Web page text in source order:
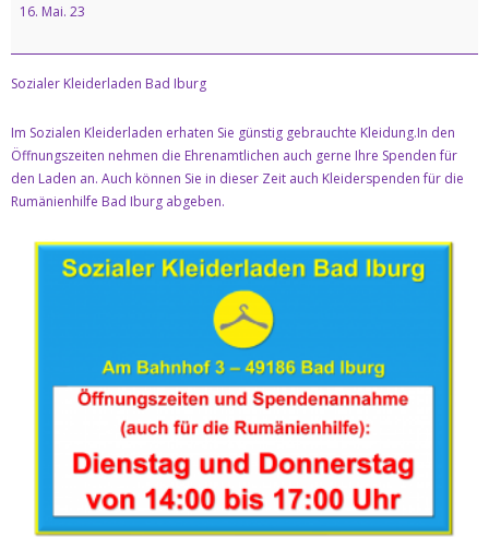
Datenschutz & Impresssum
16. Mai. 23
Sozialer Kleiderladen Bad Iburg
Im Sozialen Kleiderladen erhaten Sie günstig gebrauchte Kleidung.In den
Öffnungszeiten nehmen die Ehrenamtlichen auch gerne Ihre Spenden für
den Laden an. Auch können Sie in dieser Zeit auch Kleiderspenden für die
Rumänienhilfe Bad Iburg abgeben.